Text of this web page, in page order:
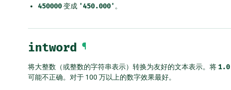
450000变成 '450.000'。
intword ¶
将大整数（或整数的字符串表示）转换为友好的文本表示。将 1.0
可能不正确。对于 100 万以上的数字效果最好。